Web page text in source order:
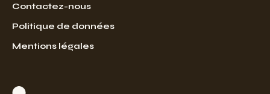
Contactez-nous
Politique de données
Mentions légales